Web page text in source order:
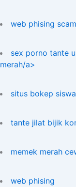
web phising
sex porno tante
merah/a>
situs bokep
tante jilat bijik
memek merah
web phising